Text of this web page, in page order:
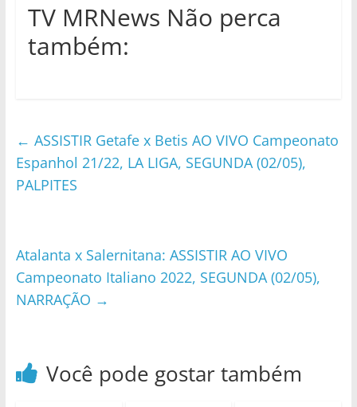
TV MRNews Não perca
também:
← ASSISTIR Getafe x Betis AO VIVO Campeonato
Espanhol 21/22, LA LIGA, SEGUNDA (02/05),
PALPITES
Atalanta x Salernitana: ASSISTIR AO VIVO
Campeonato Italiano 2022, SEGUNDA (02/05),
NARRAÇÃO →
Você pode gostar também